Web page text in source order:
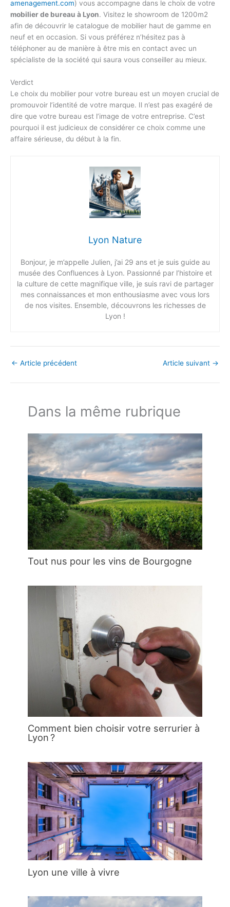
amenagement.com) vous accompagne dans le choix de votre
mobilier de bureau à Lyon. Visitez le showroom de 1200m2
afin de découvrir le catalogue de mobilier haut de gamme en
neuf et en occasion. Si vous préférez n’hésitez pas à
téléphoner au de manière à être mis en contact avec un
spécialiste de la société qui saura vous conseiller au mieux.
Verdict
Le choix du mobilier pour votre bureau est un moyen crucial de
promouvoir l’identité de votre marque. Il n’est pas exagéré de
dire que votre bureau est l’image de votre entreprise. C’est
pourquoi il est judicieux de considérer ce choix comme une
affaire sérieuse, du début à la fin.
Lyon Nature
Bonjour, je m’appelle Julien, j’ai 29 ans et je suis guide au
musée des Confluences à Lyon. Passionné par l’histoire et
la culture de cette magnifique ville, je suis ravi de partager
mes connaissances et mon enthousiasme avec vous lors
de nos visites. Ensemble, découvrons les richesses de
Lyon !
← Article précédent Article suivant →
Dans la même rubrique
Tout nus pour les vins de Bourgogne
Comment bien choisir votre serrurier à
Lyon ?
Lyon une ville à vivre